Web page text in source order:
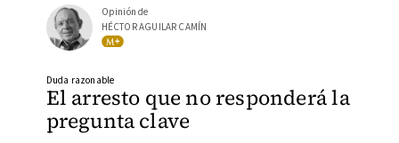
Opinión de
HÉCTOR AGUILAR CAMÍN
El arresto que no responderá la
pregunta clave
Duda razonable